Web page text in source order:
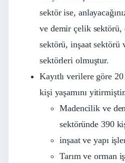
sektör ise,
ve demir çelik sektörü,
sektörü, inşaat sektörü
sektörleri olmuştur.
Kayıtlı verilere göre
kişi yaşamını
Madencilik ve
sektöründe 390
inşaat ve yapı
Tarım ve orman